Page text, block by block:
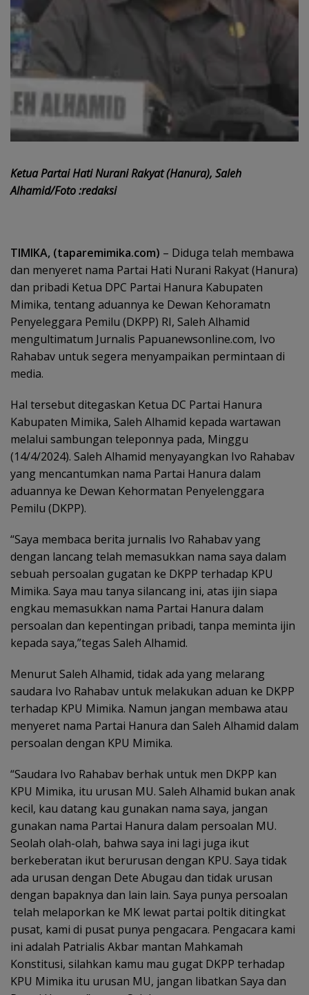
Ketua Partai Hati Nurani Rakyat (Hanura), Saleh
Alhamid/Foto :redaksi
TIMIKA, (taparemimika.com) – Diduga telah membawa
dan menyeret nama Partai Hati Nurani Rakyat (Hanura)
dan pribadi Ketua DPC Partai Hanura Kabupaten
Mimika, tentang aduannya ke Dewan Kehoramatn
Penyeleggara Pemilu (DKPP) RI, Saleh Alhamid
mengultimatum Jurnalis Papuanewsonline.com, Ivo
Rahabav untuk segera menyampaikan permintaan di
media.
Hal tersebut ditegaskan Ketua DC Partai Hanura
Kabupaten Mimika, Saleh Alhamid kepada wartawan
melalui sambungan teleponnya pada, Minggu
(14/4/2024). Saleh Alhamid menyayangkan Ivo Rahabav
yang mencantumkan nama Partai Hanura dalam
aduannya ke Dewan Kehormatan Penyelenggara
Pemilu (DKPP).
“Saya membaca berita jurnalis Ivo Rahabav yang
dengan lancang telah memasukkan nama saya dalam
sebuah persoalan gugatan ke DKPP terhadap KPU
Mimika. Saya mau tanya silancang ini, atas ijin siapa
engkau memasukkan nama Partai Hanura dalam
persoalan dan kepentingan pribadi, tanpa meminta ijin
kepada saya,”tegas Saleh Alhamid.
Menurut Saleh Alhamid, tidak ada yang melarang
saudara Ivo Rahabav untuk melakukan aduan ke DKPP
terhadap KPU Mimika. Namun jangan membawa atau
menyeret nama Partai Hanura dan Saleh Alhamid dalam
persoalan dengan KPU Mimika.
“Saudara Ivo Rahabav berhak untuk men DKPP kan
KPU Mimika, itu urusan MU. Saleh Alhamid bukan anak
kecil, kau datang kau gunakan nama saya, jangan
gunakan nama Partai Hanura dalam persoalan MU.
Seolah olah-olah, bahwa saya ini lagi juga ikut
berkeberatan ikut berurusan dengan KPU. Saya tidak
ada urusan dengan Dete Abugau dan tidak urusan
dengan bapaknya dan lain lain. Saya punya persoalan
telah melaporkan ke MK lewat partai poltik ditingkat
pusat, kami di pusat punya pengacara. Pengacara kami
ini adalah Patrialis Akbar mantan Mahkamah
Konstitusi, silahkan kamu mau gugat DKPP terhadap
KPU Mimika itu urusan MU, jangan libatkan Saya dan